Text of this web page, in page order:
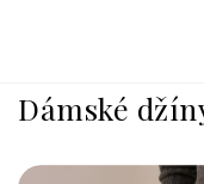
Dámské